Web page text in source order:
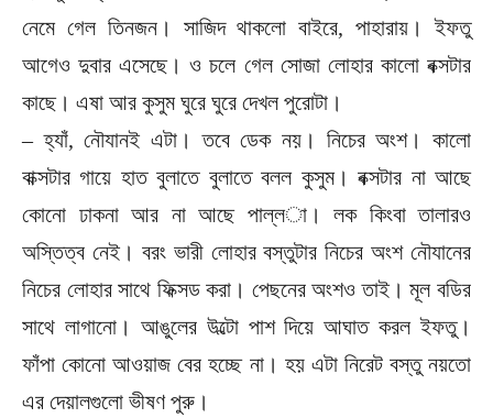
নেমে গেল তিনজন। সাজিদ থাকলো বাইরে, পাহারায়। ইফতু
আগেও দুবার এসেছে। ও চলে গেল সোজা লোহার কালো বক্সটার
কাছে। এষা আর কুসুম ঘুরে ঘুরে দেখল পুরোটা।
– হ্যাঁ, নৌযানই এটা। তবে ডেক নয়। নিচের অংশ। কালো
বাক্সটার গায়ে হাত বুলাতে বুলাতে বলল কুসুম। বক্সটার না আছে
কোনো ঢাকনা আর না আছে পাল্ল­া। লক কিংবা তালারও
অস্তিত্ব নেই। বরং ভারী লোহার বস্তুটার নিচের অংশ নৌযানের
নিচের লোহার সাথে ফিক্সড করা। পেছনের অংশও তাই। মূল বডির
সাথে লাগানো। আঙুলের উল্টো পাশ দিয়ে আঘাত করল ইফতু।
ফাঁপা কোনো আওয়াজ বের হচ্ছে না। হয় এটা নিরেট বস্তু নয়তো
এর দেয়ালগুলো ভীষণ পুরু।